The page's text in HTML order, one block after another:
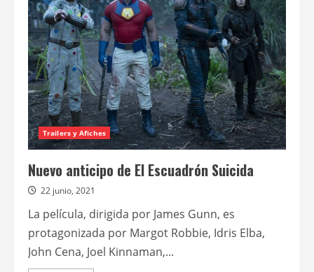
Trailers y Afiches
Nuevo anticipo de El Escuadrón Suicida
22 junio, 2021
La película, dirigida por James Gunn, es
protagonizada por Margot Robbie, Idris Elba,
John Cena, Joel Kinnaman,...